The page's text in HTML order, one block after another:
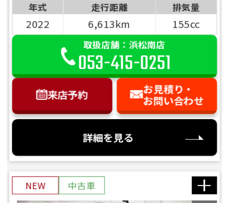
年式 走行距離 排気量
2022 6,613km 155cc
取扱店舗：浜松南店
053-415-0251
来店予約
お見積り・
お問い合わせ
詳細を見る
NEW 中古車